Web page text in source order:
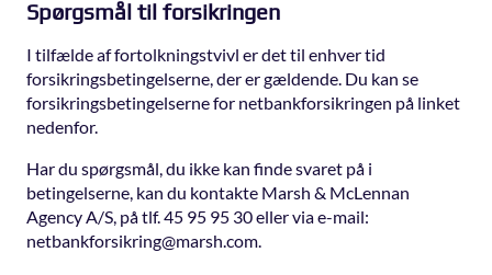
Spørgsmål til forsikringen
I tilfælde af fortolkningstvivl er det til enhver tid
forsikringsbetingelserne, der er gældende. Du kan se
forsikringsbetingelserne for netbankforsikringen på linket
nedenfor.
Har du spørgsmål, du ikke kan finde svaret på i
betingelserne, kan du kontakte Marsh & McLennan
Agency A/S, på tlf. 45 95 95 30 eller via e-mail:
netbankforsikring@marsh.com.